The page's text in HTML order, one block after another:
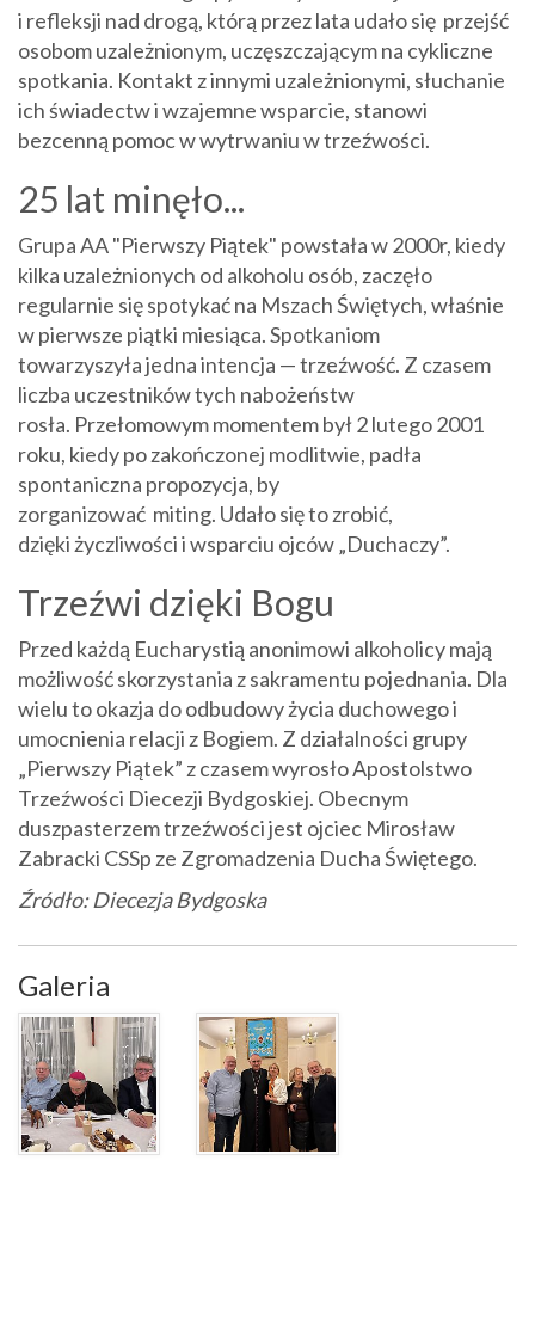
i refleksji nad drogą, którą przez lata udało się przejść
osobom uzależnionym, uczęszczającym na cykliczne
spotkania. Kontakt z innymi uzależnionymi, słuchanie
ich świadectw i wzajemne wsparcie, stanowi
bezcenną pomoc w wytrwaniu w trzeźwości.
25 lat minęło...
Grupa AA "Pierwszy Piątek" powstała w 2000r, kiedy
kilka uzależnionych od alkoholu osób, zaczęło
regularnie się spotykać na Mszach Świętych, właśnie
w pierwsze piątki miesiąca. Spotkaniom
towarzyszyła jedna intencja — trzeźwość. Z czasem
liczba uczestników tych nabożeństw
rosła. Przełomowym momentem był 2 lutego 2001
roku, kiedy po zakończonej modlitwie, padła
spontaniczna propozycja, by
zorganizować miting. Udało się to zrobić,
dzięki życzliwości i wsparciu ojców „Duchaczy”.
Trzeźwi dzięki Bogu
Przed każdą Eucharystią anonimowi alkoholicy mają
możliwość skorzystania z sakramentu pojednania. Dla
wielu to okazja do odbudowy życia duchowego i
umocnienia relacji z Bogiem. Z działalności grupy
„Pierwszy Piątek” z czasem wyrosło Apostolstwo
Trzeźwości Diecezji Bydgoskiej. Obecnym
duszpasterzem trzeźwości jest ojciec Mirosław
Zabracki CSSp ze Zgromadzenia Ducha Świętego.
Źródło: Diecezja Bydgoska
Galeria